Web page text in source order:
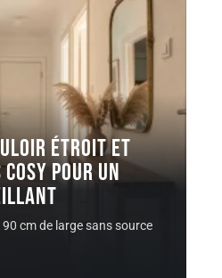
étroit et
cosy pour un
cm de large sans source